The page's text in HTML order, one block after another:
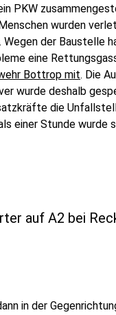
PKW
wurden
Wegen der Baustelle
eine
Bottrop mit. Die
wurde deshalb
die
einer Stunde wurde
auf A2 bei
in der